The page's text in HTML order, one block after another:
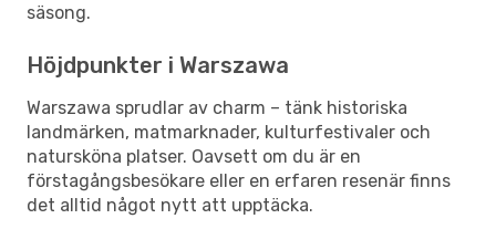
säsong.
Höjdpunkter i Warszawa
Warszawa sprudlar av charm – tänk historiska
landmärken, matmarknader, kulturfestivaler och
natursköna platser. Oavsett om du är en
förstagångsbesökare eller en erfaren resenär finns
det alltid något nytt att upptäcka.